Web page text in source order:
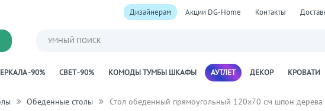
Дизайнерам Акции DG-Home Контакты
УМНЫЙ ПОИСК
-90% СВЕТ -90% КОМОДЫ ТУМБЫ ШКАФЫ АУТЛЕТ ДЕКОР КРОВАТИ
Обеденные столы Стол обеденный прямоугольный 120х70 см шпон